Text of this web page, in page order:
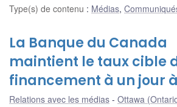
Type(s) de contenu : Médias,
La Banque du Canada
maintient le taux cible
financement à un jour à
Relations avec les médias Ottawa